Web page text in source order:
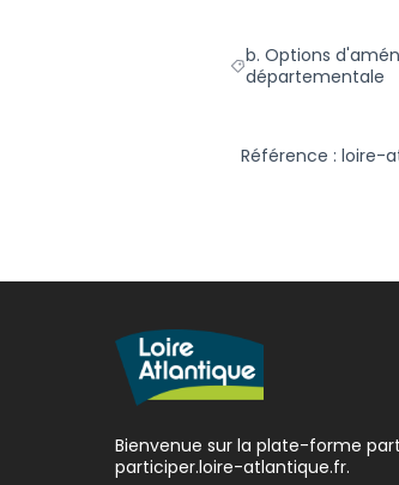
Filtrer les résultats
b. Options
départementale
Référence : loire-
Bienvenue sur la plate-forme
participer.loire-atlantique.fr.